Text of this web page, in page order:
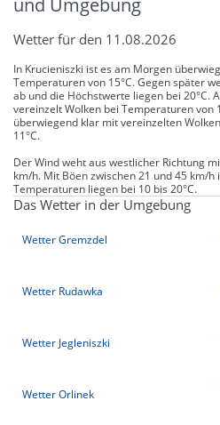
und Umgebung
Wetter für den 11.08.2026
In Krucieniszki ist es am Morgen
Temperaturen von 15°C. Gegen später
ab und die Höchstwerte liegen bei 20°C.
vereinzelt Wolken bei Temperaturen von
überwiegend klar mit vereinzelten
11°C.
Der Wind weht aus westlicher Richtung
km/h. Mit Böen zwischen 21 und 45 km/
Temperaturen liegen bei 10 bis 20°C.
Das Wetter in der Umgebung
Wetter Gremzdel
Wetter Rudawka
Wetter Jegleniszki
Wetter Orlinek